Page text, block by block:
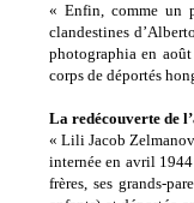
« Enfin, comme un
clandestines
photographia en
corps de déportés
La redécouverte de
« Lili Jacob
internée en avril
frères, ses grands-